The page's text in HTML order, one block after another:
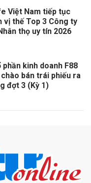
Việt Nam tiếp tục
vị thế Top 3 Công ty
thọ uy tín 2026
phần kinh doanh F88
bán trái phiếu ra
đợt 3 (Kỳ 1)